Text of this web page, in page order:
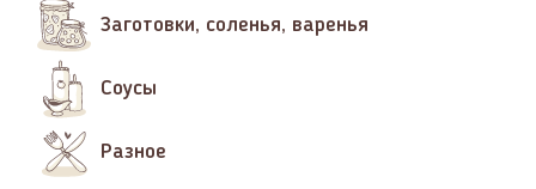
Заготовки, соленья, варенья
Соусы
Разное